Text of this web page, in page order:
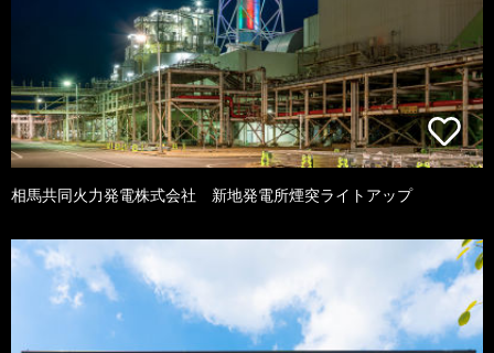
相馬共同火力発電株式会社 新地発電所煙突ライトアップ